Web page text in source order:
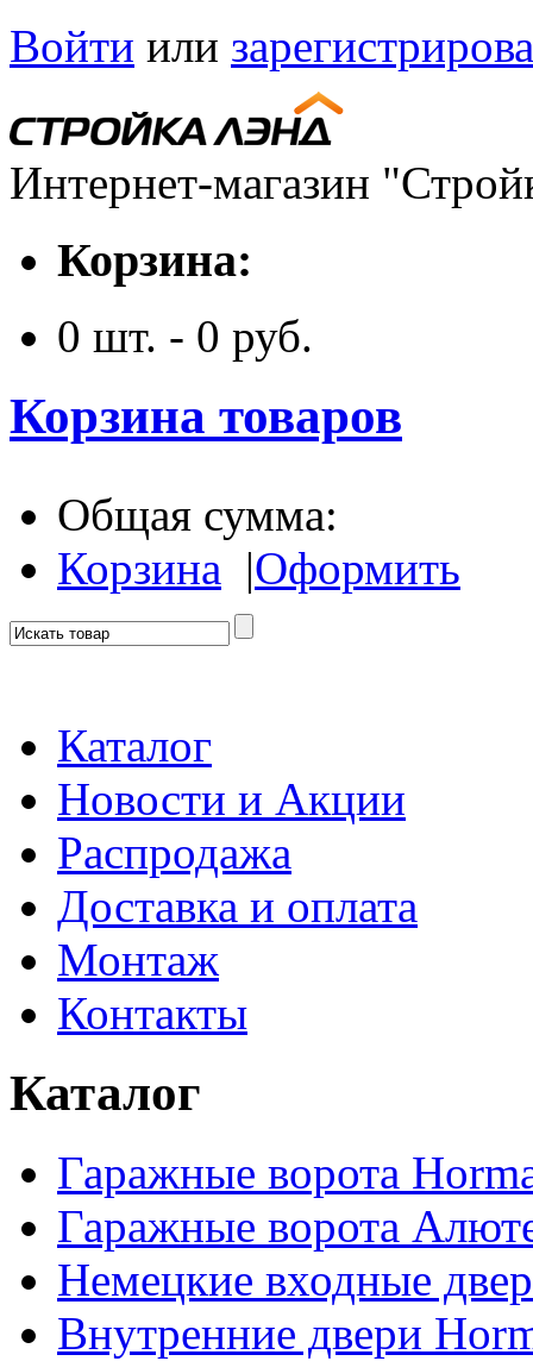
Войти или
Интернет-магазин
Корзина:
0 шт. - 0 руб.
Корзина товаров
Общая сумма:
Корзина |Оформить
Каталог
Новости и Акции
Распродажа
Доставка и оплата
Монтаж
Контакты
Каталог
Гаражные ворота
Гаражные ворота
Немецкие входные
Внутренние двери